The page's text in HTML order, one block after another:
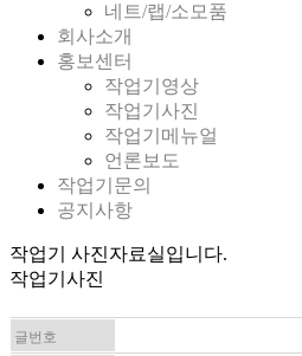
네트/랩/소모품
회사소개
홍보센터
작업기영상
작업기사진
작업기메뉴얼
언론보도
작업기문의
공지사항
작업기 사진자료실입니다.
작업기사진
글번호